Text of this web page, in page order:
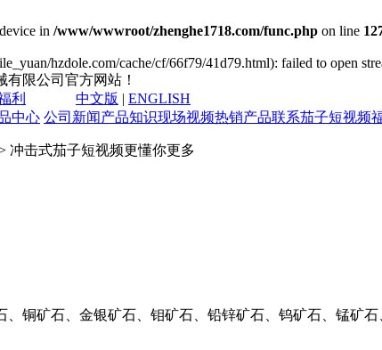
in /www/wwwroot/zhenghe1718.com/func.php on line
hzdole.com/cache/cf/66f79/41d79.html): failed to open
限公司官方网站！
利 中文版 | ENGLISH
中心 公司新闻产品知识现场视频热销产品联系茄子短视频
冲击式茄子短视频更懂你更多
、铜矿石、金银矿石、钼矿石、铅锌矿石、钨矿石、锰矿